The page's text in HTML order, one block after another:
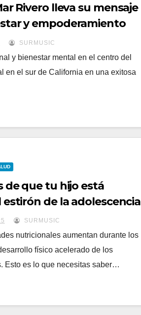
Rivero lleva su mensaje
y empoderamiento
hasta Hollywood,
SURMUSIC
y bienestar mental en el centro del
en el sur de California en una exitosa
de que tu hijo está
estirón de la adolescencia
SURMUSIC
nutricionales aumentan durante los
físico acelerado de los
Esto es lo que necesitas saber…